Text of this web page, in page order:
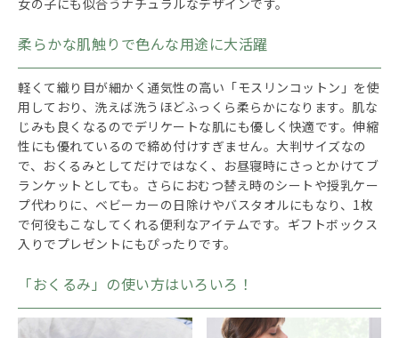
柔らかな肌触りで色んな用途に大活躍
軽くて織り目が細かく通気性の高い「モスリンコットン」を使
用しており、洗えば洗うほどふっくら柔らかになります。肌な
じみも良くなるのでデリケートな肌にも優しく快適です。伸縮
性にも優れているので締め付けすぎません。大判サイズなの
で、おくるみとしてだけではなく、お昼寝時にさっとかけてブ
ランケットとしても。さらにおむつ替え時のシートや授乳ケー
プ代わりに、ベビーカーの日除けやバスタオルにもなり、1枚
で何役もこなしてくれる便利なアイテムです。ギフトボックス
入りでプレゼントにもぴったりです。
「おくるみ」の使い方はいろいろ！